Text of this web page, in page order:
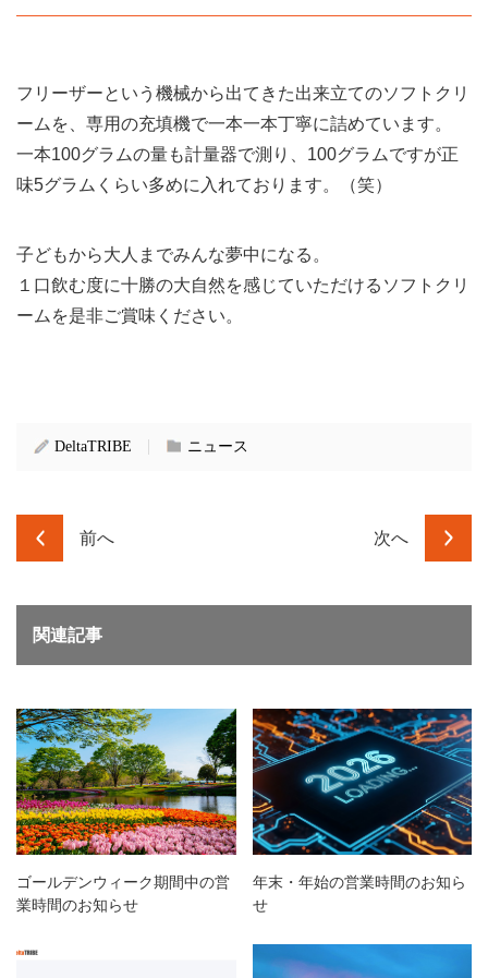
フリーザーという機械から出てきた出来立てのソフトクリ
ームを、専用の充填機で一本一本丁寧に詰めています。
一本100グラムの量も計量器で測り、100グラムですが正
味5グラムくらい多めに入れております。（笑）
子どもから大人までみんな夢中になる。
１口飲む度に十勝の大自然を感じていただけるソフトクリ
ームを是非ご賞味ください。
DeltaTRIBE ニュース
前へ 次へ
関連記事
ゴールデンウィーク期間中の営
業時間のお知らせ
年末・年始の営業時間のお知ら
せ